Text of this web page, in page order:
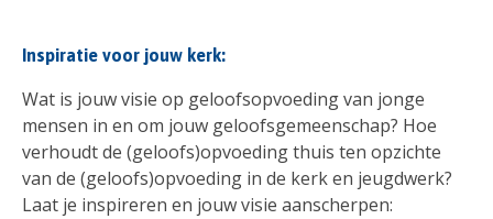
Inspiratie voor jouw kerk:
Wat is jouw visie op geloofsopvoeding van jonge
mensen in en om jouw geloofsgemeenschap? Hoe
verhoudt de (geloofs)opvoeding thuis ten opzichte
van de (geloofs)opvoeding in de kerk en jeugdwerk?
Laat je inspireren en jouw visie aanscherpen: